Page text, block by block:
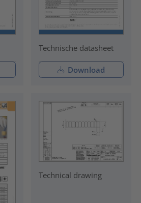
Technische datasheet
Download
Technical drawing